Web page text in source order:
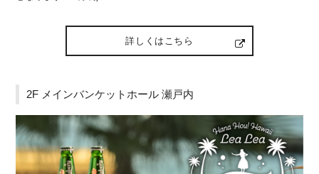
詳しくはこちら
2F メインバンケットホール 瀬戸内